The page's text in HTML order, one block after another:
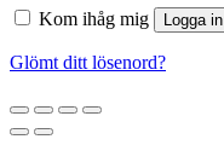
Kom ihåg mig Logga in
Glömt ditt lösenord?